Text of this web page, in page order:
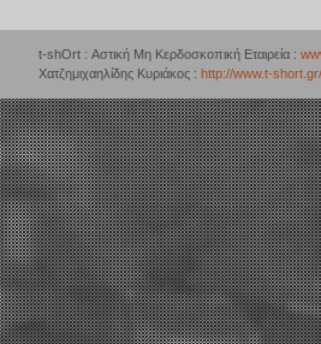
t-shOrt : Αστική Μη Κερδοσκοπική Εταιρεία :
Χατζημιχαηλίδης Κυριάκος : http://www.t-